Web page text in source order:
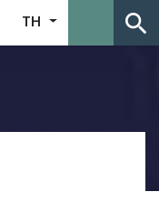
TH search